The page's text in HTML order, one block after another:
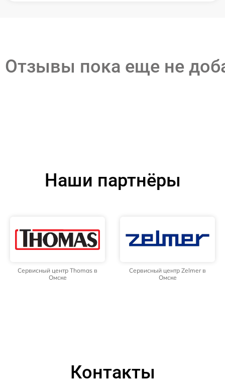
Отзывы пока еще не
Наши партнёры
Сервисный центр Thomas в
Омске
Сервисный центр Zelmer в
Омске
Контакты